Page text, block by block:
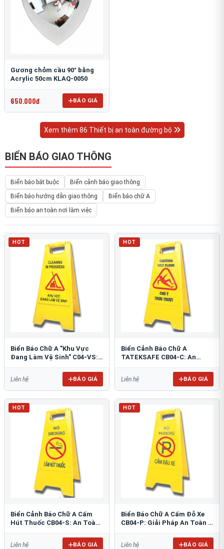
Gương chỏm cầu 90° bằng
Acrylic 50cm KLAQ-0050
650.000đ BÁO GIÁ
Xem thêm 86 Thiết bị an toàn đường bộ
BIỂN BÁO GIAO THÔNG
Biển báo bắt buộc
Biển cảnh báo giao thông
Biển báo hướng dẫn giao thông
Biển báo chữ A
Biển báo an toàn nơi làm việc
HOT
Biển Báo Chữ A "Khu Vực
Đang Làm Vệ Sinh" C04-VS:
Liên hệ BÁO GIÁ
HOT
Biển Cảnh Báo Chữ A
TATEKSAFE CB04-C: An
Liên hệ BÁO GIÁ
HOT
Biển Cảnh Báo Chữ A Cấm
Hút Thuốc CB04-S: An Toàn
Liên hệ BÁO GIÁ
HOT
Biển Báo Chữ A Cấm Đỗ Xe
CB04-P: Giải Pháp An Toàn &
Liên hệ BÁO GIÁ